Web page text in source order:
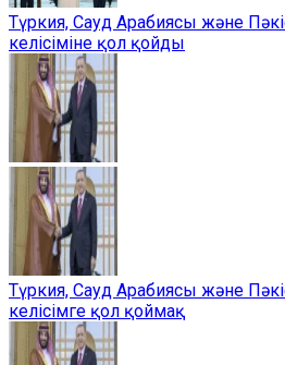
Түркия, Сауд Арабиясы және
келісіміне қол қойды
Түркия, Сауд Арабиясы және
келісімге қол қоймақ